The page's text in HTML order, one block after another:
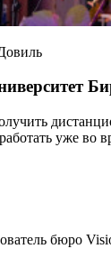
уже во
бюро